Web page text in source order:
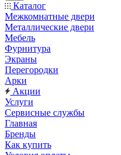
Каталог
Межкомнатные двери
Металлические двери
Мебель
Фурнитура
Экраны
Перегородки
Арки
Акции
Услуги
Сервисные службы
Главная
Бренды
Как купить